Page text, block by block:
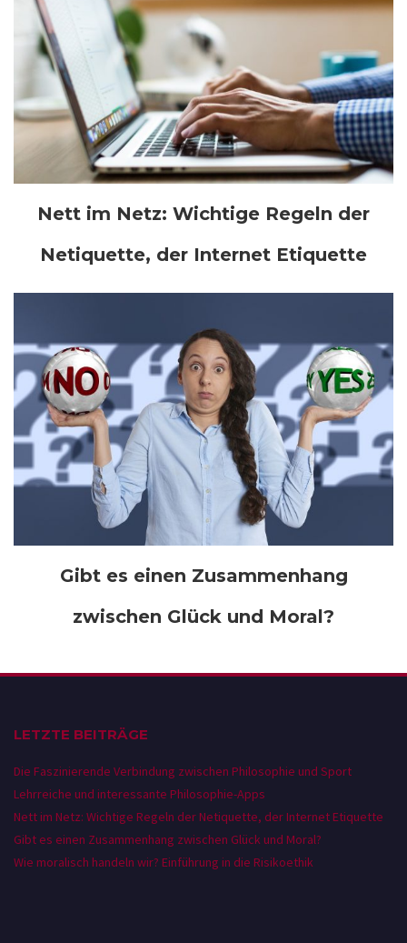
Nett im Netz: Wichtige Regeln der
Netiquette, der Internet Etiquette
Gibt es einen Zusammenhang
zwischen Glück und Moral?
LETZTE BEITRÄGE
Die Faszinierende Verbindung zwischen Philosophie und Sport
Lehrreiche und interessante Philosophie-Apps
Nett im Netz: Wichtige Regeln der Netiquette, der Internet Etiquette
Gibt es einen Zusammenhang zwischen Glück und Moral?
Wie moralisch handeln wir? Einführung in die Risikoethik